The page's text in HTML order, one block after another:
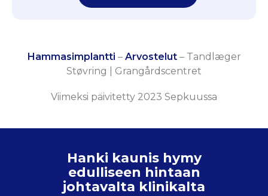
Hammasimplantti – Arvostelut– Tandlæger
Støvring | Grangårdscentret
Viimeksi päivitetty 2023 Sepkuussa
Hanki kaunis hymy
edulliseen hintaan
johtavalta klinikalta